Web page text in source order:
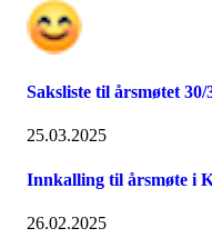
Saksliste til årsmøtet 30/
25.03.2025
Innkalling til årsmøte i
26.02.2025